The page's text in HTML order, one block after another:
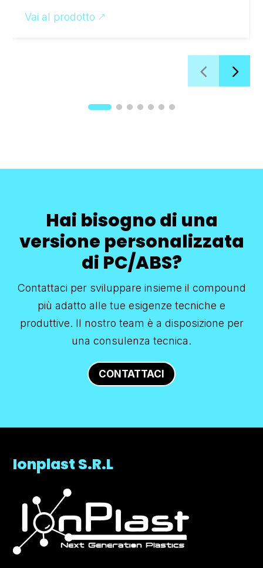
Vai al prodotto &
Hai bisogno di una
versione personalizzata
di PC/ABS?
Contattaci per sviluppare insieme il compound
più adatto alle tue esigenze tecniche e
produttive. Il nostro team è a disposizione per
una consulenza tecnica.
CONTATTACI
Ionplast S.R.L